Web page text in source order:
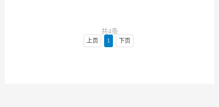
共4条
上页 1 下页